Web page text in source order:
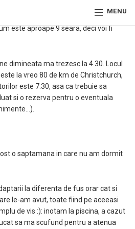
MENU
este aproape 9 seara, deci voi fi
dimineata ma trezesc la 4.30. Locul
este la vreo 80 de km de Christchurch,
este 7.30, asa ca trebuie sa
si o rezerva pentru o eventuala
o saptamana in care nu am dormit
la diferenta de fus orar cat si
le-am avut, toate fiind pe aceeasi
de vis :): inotam la piscina, a cazut
sa ma scufund pentru a atenua